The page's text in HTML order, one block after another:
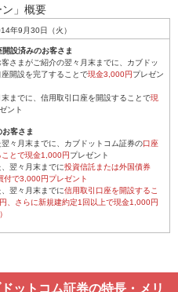
ン」概要
年9月30日（火）
設済みのお客さま
客さまがご紹介の翌々月末までに、カブドッ
座開設を完了することで現金3,000円プレゼン
末までに、信用取引口座を開設することで現
ント
客さま
翌々月末までに、カブドットコム証券の口座
ことで現金1,000円プレゼント
翌々月末までに投資信託または外国債券
付で3,000円プレゼント
翌々月末までに信用取引口座を開設するこ
、さらに新規建約定1回以上で現金1,000円
ットコム証券の特長・メリ